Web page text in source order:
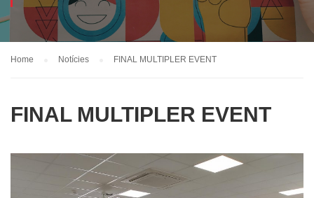
Home Notícies FINAL MULTIPLER EVENT
FINAL MULTIPLER EVENT